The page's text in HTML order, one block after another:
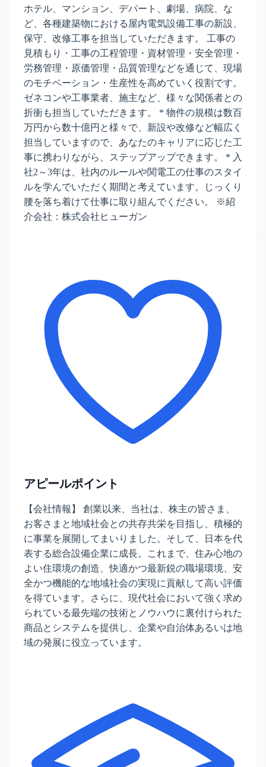
ホテル、マンション、デパート、劇場、病院、な
ど、各種建築物における屋内電気設備工事の新設、
保守、改修工事を担当していただきます。 工事の
見積もり・工事の工程管理・資材管理・安全管理・
労務管理・原価管理・品質管理などを通じて、現場
のモチベーション・生産性を高めていく役割です。
ゼネコンや工事業者、施主など、様々な関係者との
折衝も担当していただきます。 * 物件の規模は数百
万円から数十億円と様々で、新設や改修など幅広く
担当していますので、あなたのキャリアに応じた工
事に携わりながら、ステップアップできます。 * 入
社2～3年は、社内のルールや関電工の仕事のスタイ
ルを学んでいただく期間と考えています。じっくり
腰を落ち着けて仕事に取り組んでください。 ※紹
介会社：株式会社ヒューガン
アピールポイント
【会社情報】 創業以来、当社は、株主の皆さま、
お客さまと地域社会との共存共栄を目指し、積極的
に事業を展開してまいりました。そして、日本を代
表する総合設備企業に成長。これまで、住み心地の
よい住環境の創造、快適かつ最新鋭の職場環境、安
全かつ機能的な地域社会の実現に貢献して高い評価
を得ています。さらに、現代社会において強く求め
られている最先端の技術とノウハウに裏付けられた
商品とシステムを提供し、企業や自治体あるいは地
域の発展に役立っています。